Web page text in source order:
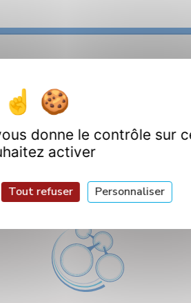
de
donne le contrôle sur
activer
Tout refuser Personnaliser